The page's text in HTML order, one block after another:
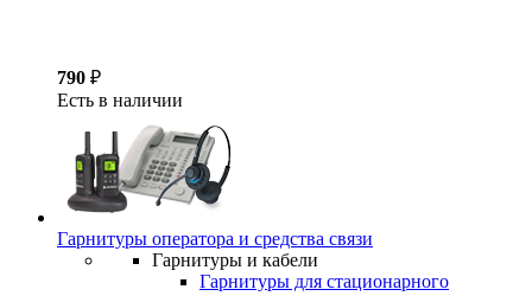
790 ₽
Есть в наличии
Гарнитуры оператора и средства связи
Гарнитуры и кабели
Гарнитуры для стационарного